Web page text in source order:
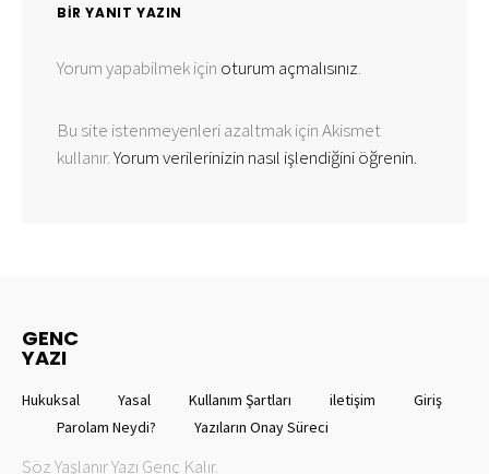
BIR YANIT YAZIN
Yorum yapabilmek için oturum açmalısınız.
Bu site istenmeyenleri azaltmak için Akismet
kullanır.Yorum verilerinizin nasıl işlendiğini öğrenin.
GENC
YAZI
Hukuksal Yasal Kullanım Şartları iletişim
Giriş
Parolam Neydi?
Yazıların Onay Süreci
Söz Yaşlanır Yazı Genç Kalır.